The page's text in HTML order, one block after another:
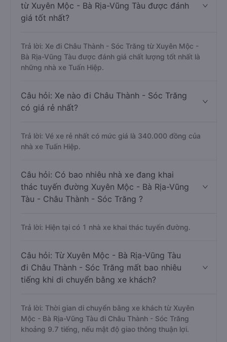
từ Xuyên Mộc - Bà Rịa-Vũng Tàu được đánh
giá tốt nhất?
Trả lời: Xe đi Châu Thành - Sóc Trăng từ Xuyên Mộc -
Bà Rịa-Vũng Tàu được đánh giá chất lượng tốt nhất là
những nhà xe Tuấn Hiệp.
Câu hỏi: Xe nào đi Châu Thành - Sóc Trăng
có giá rẻ nhất?
Trả lời: Vé xe rẻ nhất có mức giá là 340.000 đồng của
nhà xe Tuấn Hiệp.
Câu hỏi: Có bao nhiêu nhà xe đang khai
thác tuyến đường Xuyên Mộc - Bà Rịa-Vũng
Tàu - Châu Thành - Sóc Trăng ?
Trả lời: Hiện tại có 1 nhà xe khai thác tuyến đường.
Câu hỏi: Từ Xuyên Mộc - Bà Rịa-Vũng Tàu
đi Châu Thành - Sóc Trăng mất bao nhiêu
tiếng khi di chuyển bằng xe khách?
Trả lời: Thời gian di chuyển bằng xe khách từ Xuyên
Mộc - Bà Rịa-Vũng Tàu đi Châu Thành - Sóc Trăng
khoảng 9.7 tiếng, nếu mật độ giao thông thuận lợi.